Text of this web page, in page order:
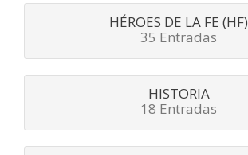
HÉROES DE LA FE (HF)
35 Entradas
HISTORIA
18 Entradas